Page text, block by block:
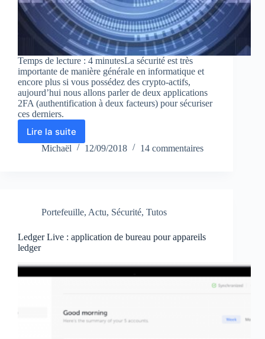
Temps de lecture : 4 minutesLa sécurité est très
importante de manière générale en informatique et
encore plus si vous possédez des crypto-actifs,
aujourd’hui nous allons parler de deux applications
2FA (authentification à deux facteurs) pour sécuriser
ces derniers.
Lire la suiteApplications
2FA,
Michaël 12/09/2018 14 commentaires
Portefeuille, Actu, Sécurité, Tutos
Ledger Live : application de bureau pour appareils
ledger